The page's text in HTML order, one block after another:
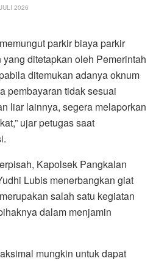
2026
parkir biaya parkir
ditetapkan oleh Pemerintah
ditemukan adanya oknum
pembayaran tidak sesuai
liar lainnya, segera melaporkan
ujar petugas saat
Kapolsek Pangkalan
Lubis menerbangkan giat
salah satu kegiatan
dalam menjamin
mungkin untuk dapat